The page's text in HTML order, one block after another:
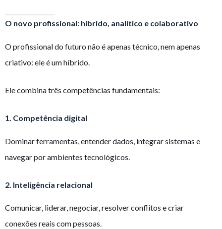
O novo profissional: híbrido, analítico e colaborativo
O profissional do futuro não é apenas técnico, nem apenas
criativo: ele é um híbrido.
Ele combina três competências fundamentais:
1. Competência digital
Dominar ferramentas, entender dados, integrar sistemas e
navegar por ambientes tecnológicos.
2. Inteligência relacional
Comunicar, liderar, negociar, resolver conflitos e criar
conexões reais com pessoas.